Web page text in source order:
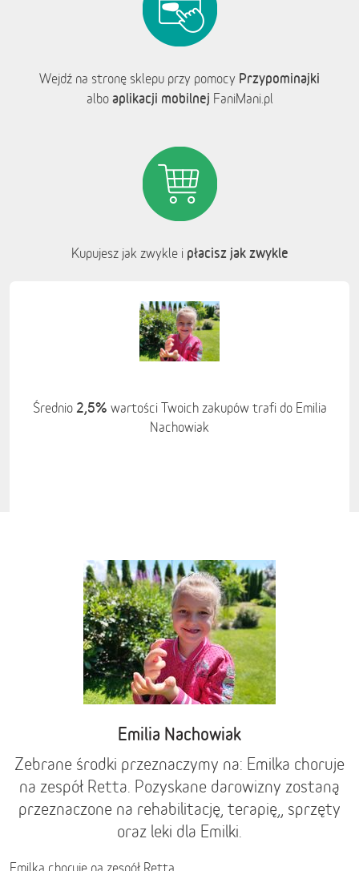
Wejdź na stronę sklepu przy pomocy Przypominajki
albo aplikacji mobilnej FaniMani.pl
Kupujesz jak zwykle i płacisz jak zwykle
Średnio 2,5% wartości Twoich zakupów trafi do Emilia
Nachowiak
Emilia Nachowiak
Zebrane środki przeznaczymy na: Emilka choruje
na zespół Retta. Pozyskane darowizny zostaną
przeznaczone na rehabilitację, terapię,, sprzęty
oraz leki dla Emilki.
Emilka choruje na zespół Retta.